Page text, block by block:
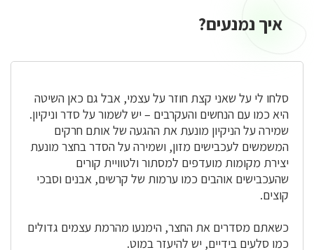
נמנעים?
איך נמנעים?
סלחו לי על שאני קצת חוזר על עצמי, אבל גם כאן השיטה
היא כמו עם הנחשים והעקרבים – יש לשמור על סדר וניקיון.
שמירה על הניקיון מונעת את ההגעה של אותם חרקים
המשמשים לעכבישים מזון, ושמירה על הסדר בחצר מונעת
יצירת מקומות מועדפים למסתור ולטוויית קורים
שהעכבישים אוהבים כמו ערמות של קרשים, אבנים וסבכי
קוצים.
כשאתם מסדרים את החצר, הימנעו מהרמת עצמים גדולים
כמו סלעים בידיים, יש להיעזר במוט.